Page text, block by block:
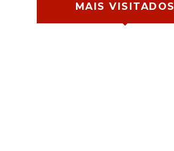
MAIS VISITADOS